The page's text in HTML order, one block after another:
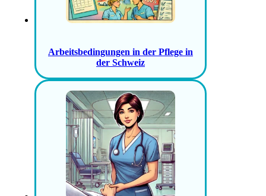
Arbeitsbedingungen in der Pflege in
der Schweiz